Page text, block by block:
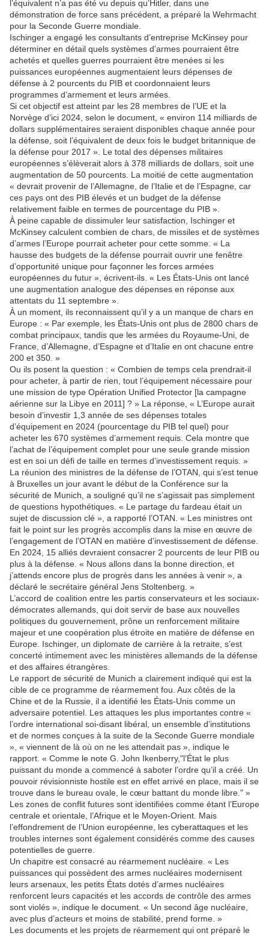
l’équivalent n’a pas été vu depuis qu’Hitler, dans une
démonstration de force sans précédent, a préparé la Wehrmacht
pour la Seconde Guerre mondiale.
Ischinger a engagé les consultants d’entreprise McKinsey pour
déterminer en détail quels systèmes d’armes pourraient être
achetés et quelles guerres pourraient être menées si les
puissances européennes augmentaient leurs dépenses de
défense à 2 pourcents du PIB et coordonnaient leurs
programmes d’armement et leurs armées.
Si cet objectif est atteint par les 28 membres de l’UE et la
Norvège d’ici 2024, selon le document, « environ 114 milliards de
dollars supplémentaires seraient disponibles chaque année pour
la défense, soit l’équivalent de deux fois le budget britannique de
la défense pour 2017 ». Le total des dépenses militaires
européennes s’élèverait alors à 378 milliards de dollars, soit une
augmentation de 50 pourcents. La moitié de cette augmentation
« devrait provenir de l’Allemagne, de l’Italie et de l’Espagne, car
ces pays ont des PIB élevés et un budget de la défense
relativement faible en termes de pourcentage du PIB ».
À peine capable de dissimuler leur satisfaction, Ischinger et
McKinsey calculent combien de chars, de missiles et de systèmes
d’armes l’Europe pourrait acheter pour cette somme. « La
hausse des budgets de la défense pourrait ouvrir une fenêtre
d’opportunité unique pour façonner les forces armées
européennes du futur », écrivent-ils. « Les États-Unis ont lancé
une augmentation analogue des dépenses en réponse aux
attentats du 11 septembre ».
À un moment, ils reconnaissent qu’il y a un manque de chars en
Europe : « Par exemple, les États-Unis ont plus de 2800 chars de
combat principaux, tandis que les armées du Royaume-Uni, de
France, d’Allemagne, d’Espagne et d’Italie en ont chacune entre
200 et 350. »
Ou ils posent la question : « Combien de temps cela prendrait-il
pour acheter, à partir de rien, tout l’équipement nécessaire pour
une mission de type Opération Unified Protector [la campagne
aérienne sur la Libye en 2011] ? » La réponse, « L’Europe aurait
besoin d’investir 1,3 année de ses dépenses totales
d’équipement en 2024 (pourcentage du PIB tel quel) pour
acheter les 670 systèmes d’armement requis. Cela montre que
l’achat de l’équipement complet pour une seule grande mission
est en soi un défi de taille en termes d’investissement requis. »
La réunion des ministres de la défense de l’OTAN, qui s’est tenue
à Bruxelles un jour avant le début de la Conférence sur la
sécurité de Munich, a souligné qu’il ne s’agissait pas simplement
de questions hypothétiques. « Le partage du fardeau était un
sujet de discussion clé », a rapporté l’OTAN. « Les ministres ont
fait le point sur les progrès accomplis dans la mise en œuvre de
l’engagement de l’OTAN en matière d’investissement de défense.
En 2024, 15 alliés devraient consacrer 2 pourcents de leur PIB ou
plus à la défense. « Nous allons dans la bonne direction, et
j’attends encore plus de progrès dans les années à venir », a
déclaré le secrétaire général Jens Stoltenberg. »
L’accord de coalition entre les partis conservateurs et les sociaux-
démocrates allemands, qui doit servir de base aux nouvelles
politiques du gouvernement, prône un renforcement militaire
majeur et une coopération plus étroite en matière de défense en
Europe. Ischinger, un diplomate de carrière à la retraite, s’est
concerté intimement avec les ministères allemands de la défense
et des affaires étrangères.
Le rapport de sécurité de Munich a clairement indiqué qui est la
cible de ce programme de réarmement fou. Aux côtés de la
Chine et de la Russie, il a identifié les États-Unis comme un
adversaire potentiel. Les attaques les plus importantes contre «
l’ordre international soi-disant libéral, un ensemble d’institutions
et de normes conçues à la suite de la Seconde Guerre mondiale
», « viennent de là où on ne les attendait pas », indique le
rapport. « Comme le note G. John Ikenberry,"l’État le plus
puissant du monde a commencé à saboter l’ordre qu’il a créé. Un
pouvoir révisionniste hostile est en effet arrivé en place, mais il se
trouve dans le bureau ovale, le cœur battant du monde libre." »
Les zones de conflit futures sont identifiées comme étant l’Europe
centrale et orientale, l’Afrique et le Moyen-Orient. Mais
l’effondrement de l’Union européenne, les cyberattaques et les
troubles internes sont également considérés comme des causes
potentielles de guerre.
Un chapitre est consacré au réarmement nucléaire. « Les
puissances qui possèdent des armes nucléaires modernisent
leurs arsenaux, les petits États dotés d’armes nucléaires
renforcent leurs capacités et les accords de contrôle des armes
sont violés », indique le document. « Un second âge nucléaire,
avec plus d’acteurs et moins de stabilité, prend forme. »
Les documents et les projets de réarmement qui ont préparé le